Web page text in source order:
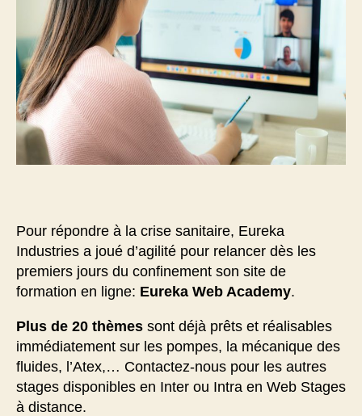
Pour répondre à la crise sanitaire, Eureka
Industries a joué d’agilité pour relancer dès les
premiers jours du confinement son site de
formation en ligne: Eureka Web Academy.
Plus de 20 thèmes sont déjà prêts et réalisables
immédiatement sur les pompes, la mécanique des
fluides, l’Atex,… Contactez-nous pour les autres
stages disponibles en Inter ou Intra en Web Stages
à distance.